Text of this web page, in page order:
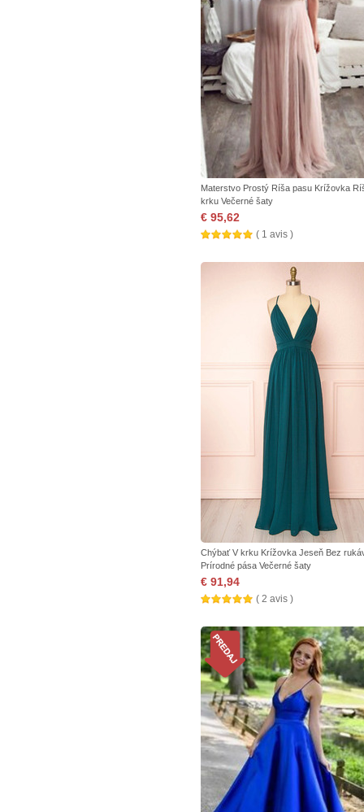
Materstvo Prostý Ríša pasu Krížovka
krku Večerné šaty
€ 95,62
( 1 avis )
Chýbať V krku Krížovka Jeseň Bez
Prírodné pása Večerné šaty
€ 91,94
( 2 avis )